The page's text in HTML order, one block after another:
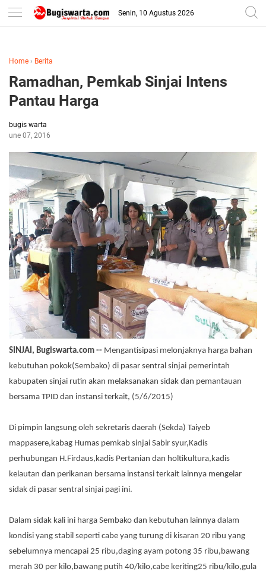
-->
Senin, 10 Agustus 2026
Home › Berita
Ramadhan, Pemkab Sinjai Intens
Pantau Harga
bugis warta
June 07, 2016
SINJAI, Bugiswarta.com -- Mengantisipasi melonjaknya harga bahan
kebutuhan pokok(Sembako) di pasar sentral sinjai pemerintah
kabupaten sinjai rutin akan melaksanakan sidak dan pemantauan
bersama TPID dan instansi terkait, (5/6/2015)
Di pimpin langsung oleh sekretaris daerah (Sekda) Taiyeb
mappasere,kabag Humas pemkab sinjai Sabir syur,Kadis
perhubungan H.Firdaus,kadis Pertanian dan holtikultura,kadis
kelautan dan perikanan bersama instansi terkait lainnya mengelar
sidak di pasar sentral sinjai pagi ini.
Dalam sidak kali ini harga Sembako dan kebutuhan lainnya dalam
kondisi yang stabil seperti cabe yang turung di kisaran 20 ribu yang
sebelumnya mencapai 25 ribu,daging ayam potong 35 ribu,bawang
merah 30 per kilo,bawang putih 40/kilo,cabe keriting25 ribu/kilo,gula